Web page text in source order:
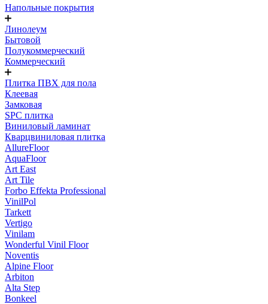
Напольные покрытия
Линолеум
Бытовой
Полукоммерческий
Коммерческий
Плитка ПВХ для пола
Клеевая
Замковая
SPC плитка
Виниловый ламинат
Кварцвиниловая плитка
AllureFloor
AquaFloor
Art East
Art Tile
Forbo Effekta Professional
VinilPol
Tarkett
Vertigo
Vinilam
Wonderful Vinil Floor
Noventis
Alpine Floor
Arbiton
Alta Step
Bonkeel